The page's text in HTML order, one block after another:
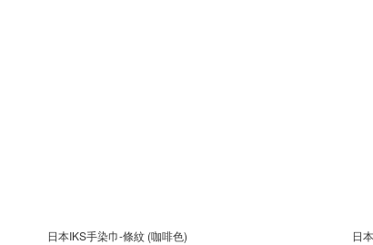
日本IKS手染巾-條紋 (咖啡色)
日